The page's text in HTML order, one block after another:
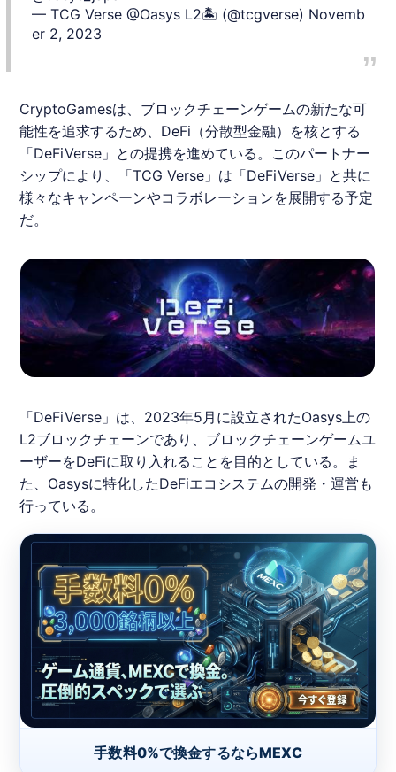
— TCG Verse @Oasys L2🏝 (@tcgverse) Novemb
er 2, 2023
CryptoGamesは、ブロックチェーンゲームの新たな可
能性を追求するため、 DeFi （分散型金融）を核とする
「DeFiVerse 」との提携を進めている。このパートナー
シップにより、「TCG Verse」は「DeFiVerse 」と共に
様々なキャンペーンやコラボレーションを展開する予定
だ。
「DeFiVerse 」は、2023年5月に設立されたOasys上の
L2ブロックチェーンであり、ブロックチェーンゲームユ
ーザーをDeFiに取り入れることを目的としている。ま
た、Oasysに特化したDeFiエコシステムの開発・運営も
行っている。
手数料0%で換金するならMEXC